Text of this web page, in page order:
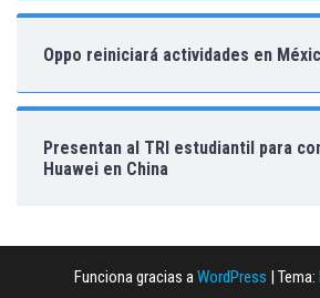
Oppo reiniciará actividades en
Presentan al TRI estudiantil para
Huawei en China
Funciona gracias aWordPress Tema: